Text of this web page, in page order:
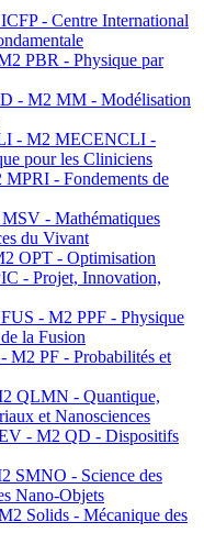
- Centre International
PBR - Physique par
- M2 MM - Modélisation
- M2 MECENCLI -
pour les Cliniciens
- Fondements de
- Mathématiques
du Vivant
OPT - Optimisation
- Projet, Innovation,
- M2 PPF - Physique
la Fusion
M2 PF - Probabilités et
QLMN - Quantique,
et Nanosciences
- M2 QD - Dispositifs
SMNO - Science des
Nano-Objets
Solids - Mécanique des